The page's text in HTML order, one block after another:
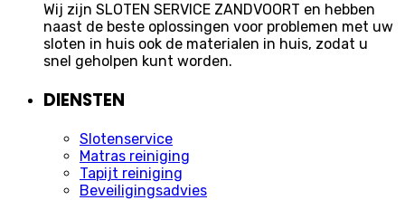
Wij zijn SLOTEN SERVICE ZANDVOORT en hebben
naast de beste oplossingen voor problemen met uw
sloten in huis ook de materialen in huis, zodat u
snel geholpen kunt worden.
DIENSTEN
Slotenservice
Matras reiniging
Tapijt reiniging
Beveiligingsadvies